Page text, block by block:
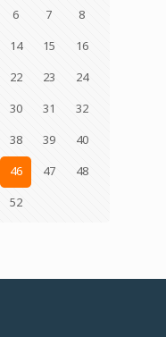
6 7
8
14 15
16
22 23
24
30 31
32
38 39
40
46 47
48
52